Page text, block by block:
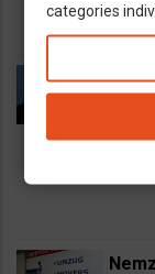
directions
categories